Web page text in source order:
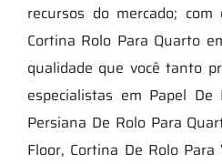
recursos do mercado;
Cortina Rolo Para Quarto
qualidade que você tanto
especialistas em Papel De
Persiana De Rolo Para
Floor, Cortina De Rolo